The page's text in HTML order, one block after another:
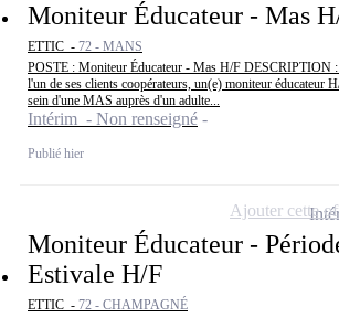
Moniteur Éducateur - Mas
ETTIC - 72 - MANS
POSTE : Moniteur Éducateur - Mas H/F DESCRIPTION
l'un de ses clients coopérateurs, un(e) moniteur éducateur
sein d'une MAS auprès d'un adulte...
Intérim - Non renseigné
Publié hier
Moniteur Éducateur -
Estivale H/F
ETTIC - 72 - CHAMPAGNÉ
Ajouter cette